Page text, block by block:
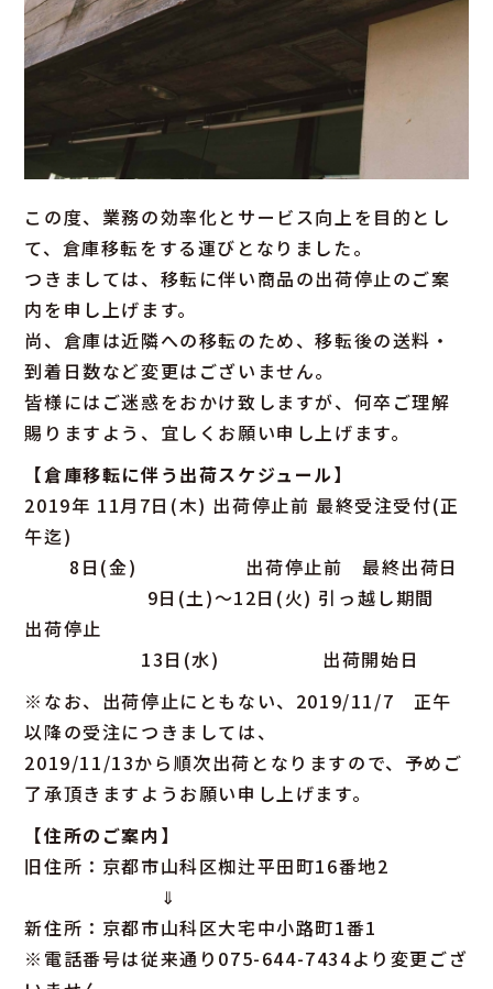
この度、業務の効率化とサービス向上を目的とし
て、倉庫移転をする運びとなりました。
つきましては、移転に伴い商品の出荷停止のご案
内を申し上げます。
尚、倉庫は近隣への移転のため、移転後の送料・
到着日数など変更はございません。
皆様にはご迷惑をおかけ致しますが、何卒ご理解
賜りますよう、宜しくお願い申し上げます。
【倉庫移転に伴う出荷スケジュール】
2019年 11月7日(木) 出荷停止前 最終受注受付(正
午迄)
8日(金) 出荷停止前 最終出荷日
9日(土)〜12日(火) 引っ越し期間
出荷停止
13日(水) 出荷開始日
※なお、出荷停止にともない、2019/11/7 正午
以降の受注につきましては、
2019/11/13から順次出荷となりますので、予めご
了承頂きますようお願い申し上げます。
【住所のご案内】
旧住所：京都市山科区椥辻平田町16番地2
⇓
新住所：京都市山科区大宅中小路町1番1
※電話番号は従来通り075-644-7434より変更ござ